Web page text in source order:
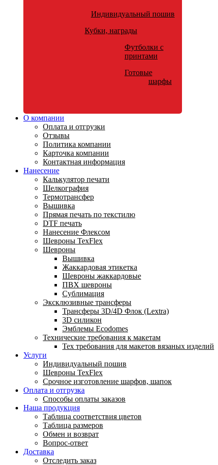
Индивидуальный пошив
Кубки, награды
Футболки с
принтами
Готовые
шарфы
О компании
Оплата и отгрузки
Отзывы
Политика компании
Карточка компании
Контактная информация
Нанесение
Калькулятор печати
Шелкография
Термотрансфер
Вышивка
Прямая печать по текстилю
DTF печать
Нанесение Флексом
Шевроны TexFlex
Шевроны
Вышивка
Жаккардовая этикетка
Шевроны жаккардовые
ПВХ шевроны
Сублимация
Эксклюзивные трансферы
Трансферы 3D/4D Флок (Lextra)
3D силикон
Эмблемы Ecodomes
Технические требования к макетам
Тех требования для макетов вязаных изделий
Услуги
Индивидуальный пошив
Шевроны TexFlex
Срочное изготовление шарфов, шапок
Оплата и отгрузка
Способы оплаты заказов
Наша продукция
Таблица соответствия цветов
Таблица размеров
Обмен и возврат
Вопрос-ответ
Доставка
Отследить заказ